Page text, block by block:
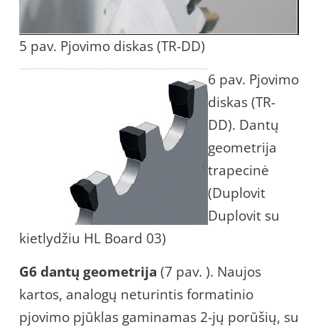
5 pav. Pjovimo diskas (TR-DD)
6 pav. Pjovimo
diskas (TR-
DD). Dantų
geometrija
trapecinė
(Duplovit
Duplovit su
kietlydžiu HL Board 03)
G6 dantų geometrija (7 pav. ). Naujos
kartos, analogų neturintis formatinio
pjovimo pjūklas gaminamas 2-jų porūšių, su